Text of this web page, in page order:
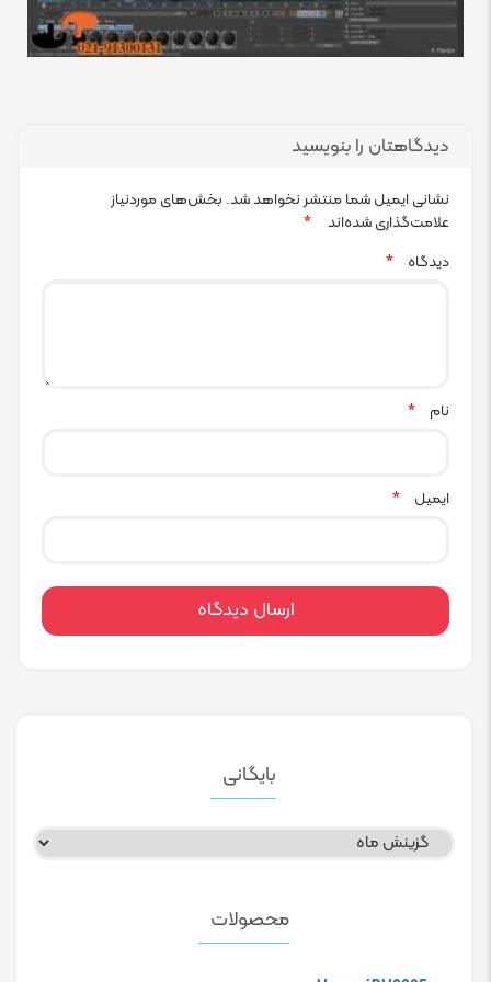
دیدگاهتان را بنویسید
نشانی ایمیل شما منتشر نخواهد شد. بخش‌های موردنیاز
علامت‌گذاری شده‌اند
*
دیدگاه
*
نام *
ایمیل *
بایگانی
بایگانی
محصولات